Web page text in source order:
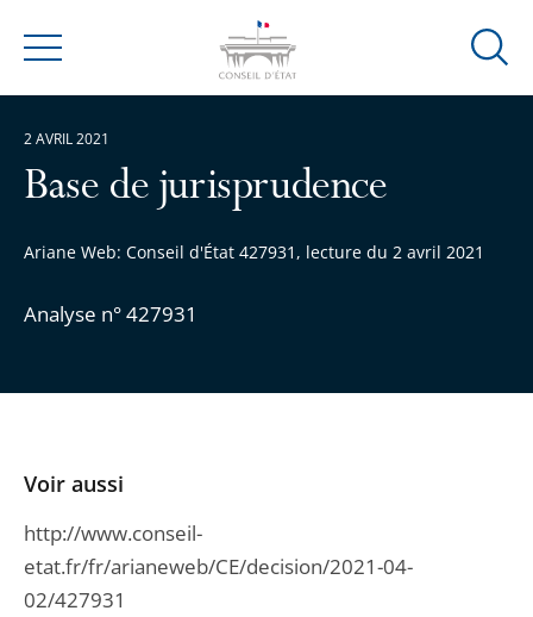
Menu
Ouvrir
Base de jurisprudence
Ariane Web: Conseil d'État 427931, lecture du 2 avril 2021
Analyse n° 427931
2 AVRIL 2021
Voir aussi
http://www.conseil-
etat.fr/fr/arianeweb/CE/decision/2021-04-
02/427931